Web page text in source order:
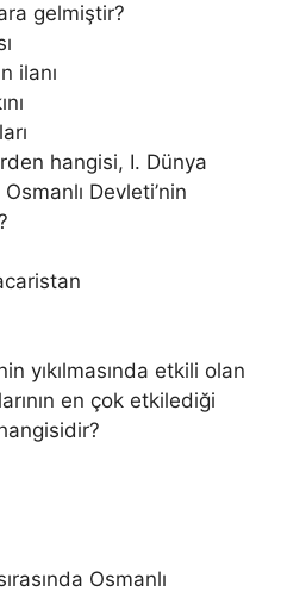
gelmiştir?
ilanı
hangisi, I. Dünya
Osmanlı Devleti’nin
yıkılmasında etkili olan
en çok etkilediği
Osmanlı